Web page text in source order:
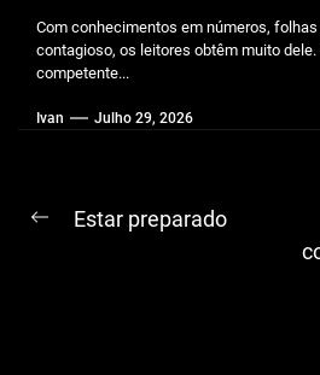
Com conhecimentos em números,
contagioso, os leitores obtêm muito
competente...
Ivan Julho 29, 2026
Navegação
Previous
Estar preparado